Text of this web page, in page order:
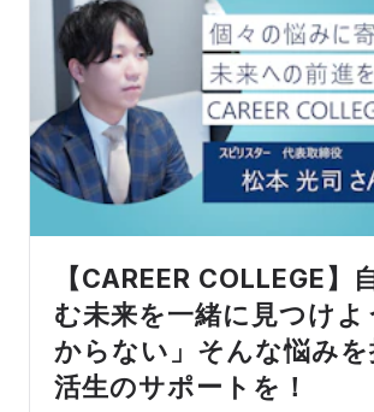
【CAREER COLLEGE】
む未来を一緒に見つけよ
からない」そんな悩み
活生のサポートを！